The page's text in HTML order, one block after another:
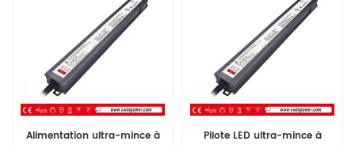
Alimentation ultra-mince à
Pilote LED ultra-mince à